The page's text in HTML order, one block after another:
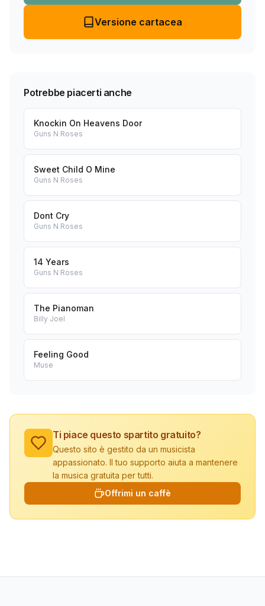
Versione cartacea
Potrebbe piacerti anche
Knockin On Heavens Door
Guns N Roses
Sweet Child O Mine
Guns N Roses
Dont Cry
Guns N Roses
14 Years
Guns N Roses
The Pianoman
Billy Joel
Feeling Good
Muse
Ti piace questo spartito gratuito?
Questo sito è gestito da un musicista
appassionato. Il tuo supporto aiuta a mantenere
la musica gratuita per tutti.
Offrimi un caffè